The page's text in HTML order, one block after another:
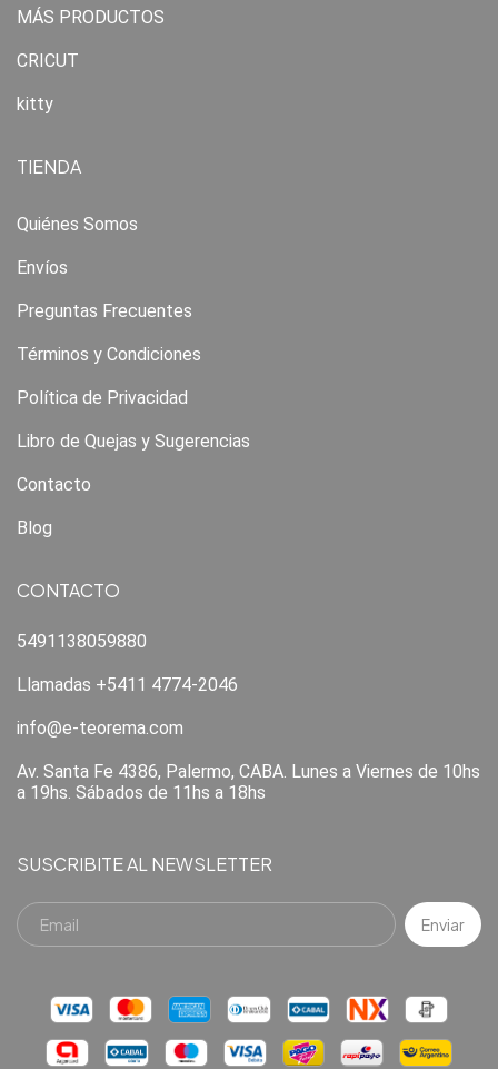
MÁS PRODUCTOS
CRICUT
kitty
TIENDA
Quiénes Somos
Envíos
Preguntas Frecuentes
Términos y Condiciones
Política de Privacidad
Libro de Quejas y Sugerencias
Contacto
Blog
CONTACTO
5491138059880
Llamadas +5411 4774-2046
info@e-teorema.com
Av. Santa Fe 4386, Palermo, CABA. Lunes a Viernes de 10hs
a 19hs. Sábados de 11hs a 18hs
SUSCRIBITE AL NEWSLETTER